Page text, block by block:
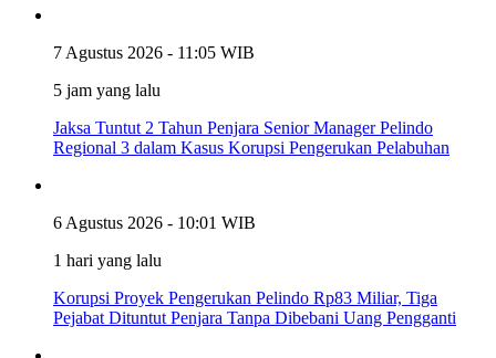
7 Agustus 2026 - 11:05 WIB
5 jam yang lalu
Jaksa Tuntut 2 Tahun Penjara Senior Manager Pelindo
Regional 3 dalam Kasus Korupsi Pengerukan Pelabuhan
6 Agustus 2026 - 10:01 WIB
1 hari yang lalu
Korupsi Proyek Pengerukan Pelindo Rp83 Miliar, Tiga
Pejabat Dituntut Penjara Tanpa Dibebani Uang Pengganti